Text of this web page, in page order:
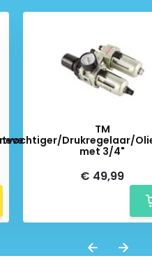
TM
Drukregelaar/
met 3/4"
€ 49,99